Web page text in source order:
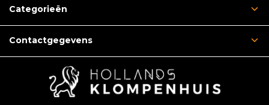
Categorieën
Contactgegevens